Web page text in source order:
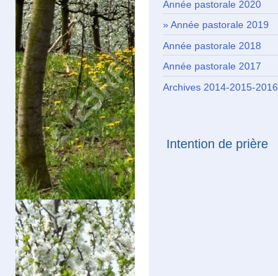
Année pastorale 2020
Année pastorale 2019
Année pastorale 2018
Année pastorale 2017
Archives 2014-2015-2016
Intention de prière